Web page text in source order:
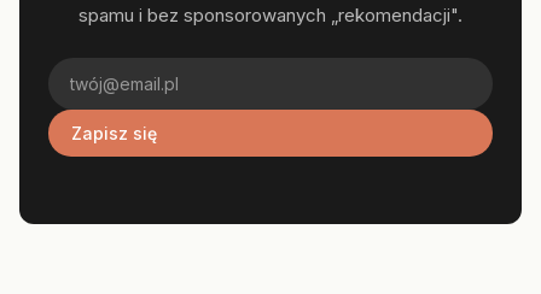
spamu i bez sponsorowanych „rekomendacji".
Zapisz się